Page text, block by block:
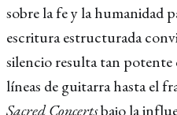
sobre la fe y la humanidad
escritura estructurada
silencio resulta tan potente
líneas de guitarra hasta el
Sacred Concertsbajo la